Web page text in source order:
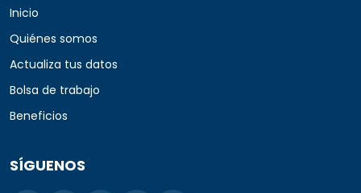
Inicio
Quiénes somos
Actualiza tus datos
Bolsa de trabajo
Beneficios
SÍGUENOS